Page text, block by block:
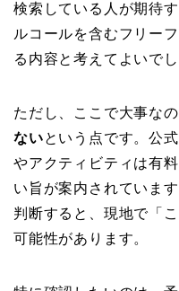
検索している人が期待
ルコールを含むフリー
る内容と考えてよいでし
ただし、ここで大事な
ないという点です。公
やアクティビティは有
い旨が案内されていま
判断すると、現地で「
可能性があります。